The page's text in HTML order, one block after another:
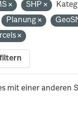
SHP
Planung
mit einer anderen